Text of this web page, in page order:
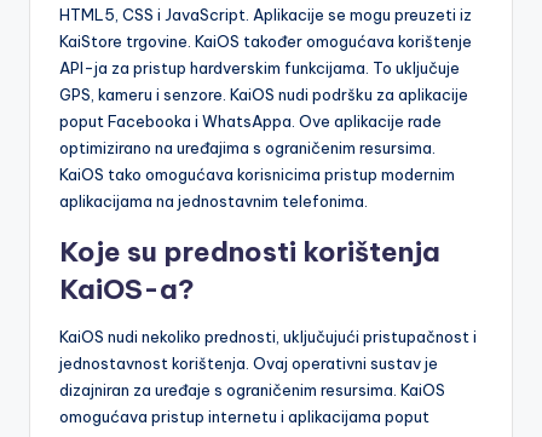
HTML5, CSS i JavaScript. Aplikacije se mogu preuzeti iz
KaiStore trgovine. KaiOS također omogućava korištenje
API-ja za pristup hardverskim funkcijama. To uključuje
GPS, kameru i senzore. KaiOS nudi podršku za aplikacije
poput Facebooka i WhatsAppa. Ove aplikacije rade
optimizirano na uređajima s ograničenim resursima.
KaiOS tako omogućava korisnicima pristup modernim
aplikacijama na jednostavnim telefonima.
Koje su prednosti korištenja
KaiOS-a?
KaiOS nudi nekoliko prednosti, uključujući pristupačnost i
jednostavnost korištenja. Ovaj operativni sustav je
dizajniran za uređaje s ograničenim resursima. KaiOS
omogućava pristup internetu i aplikacijama poput